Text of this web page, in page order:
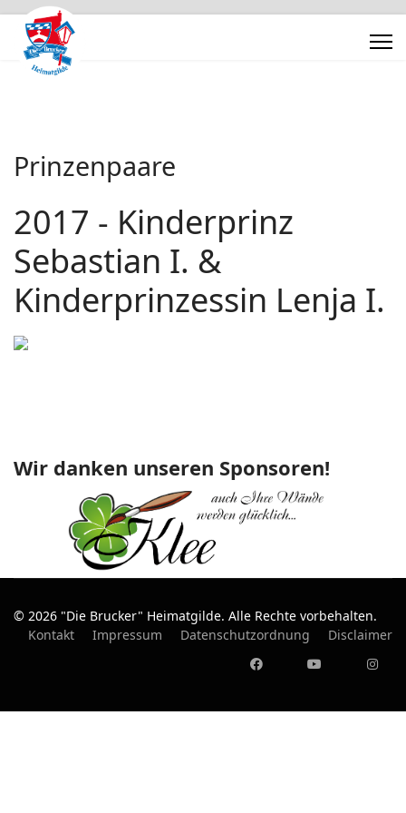
Prinzenpaare
2017 - Kinderprinz
Sebastian I. &
Kinderprinzessin Lenja I.
Wir danken unseren Sponsoren!
© 2026 "Die Brucker" Heimatgilde. Alle Rechte vorbehalten.
Kontakt
Impressum Datenschutzordnung Disclaimer